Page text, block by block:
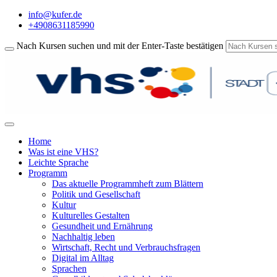
info@kufer.de
+4908631185990
Nach Kursen suchen und mit der Enter-Taste bestätigen
Home
Was ist eine VHS?
Leichte Sprache
Programm
Das aktuelle Programmheft zum Blättern
Politik und Gesellschaft
Kultur
Kulturelles Gestalten
Gesundheit und Ernährung
Nachhaltig leben
Wirtschaft, Recht und Verbrauchsfragen
Digital im Alltag
Sprachen